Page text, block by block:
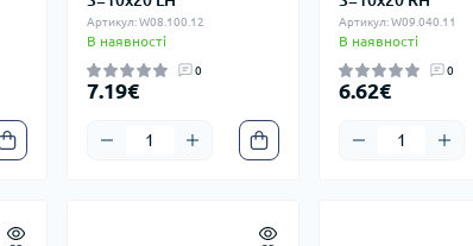
Артикул: W08.100.12
В наявності
0
7.19€
Артикул: W09.040.11
В наявності
0
6.62€